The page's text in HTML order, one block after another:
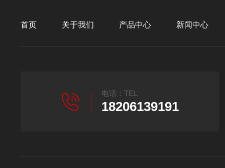
首页 关于我们 产品中心 新闻中心
电话：TEL
18206139191